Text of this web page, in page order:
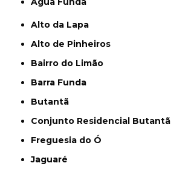
Alto da Lapa
Alto de Pinheiros
Bairro do Limão
Barra Funda
Butantã
Conjunto Residencial Butantã
Freguesia do Ó
Jaguaré